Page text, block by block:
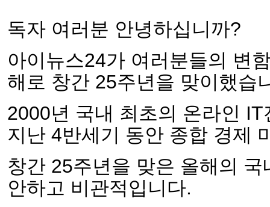
독자 여러분 안녕하십니까?
아이뉴스24가 여러분들의 변
해로 창간 25주년을 맞이했습
2000년 국내 최초의 온라인
지난 4반세기 동안 종합 경제
창간 25주년을 맞은 올해의
안하고 비관적입니다.